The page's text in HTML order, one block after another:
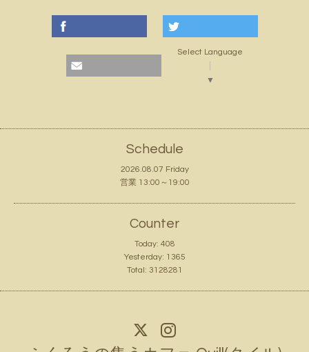
Select Language
▼
Schedule
2026.08.07 Friday
営業 13:00～19:00
Counter
Today: 408
Yesterday: 1365
Total: 3128281